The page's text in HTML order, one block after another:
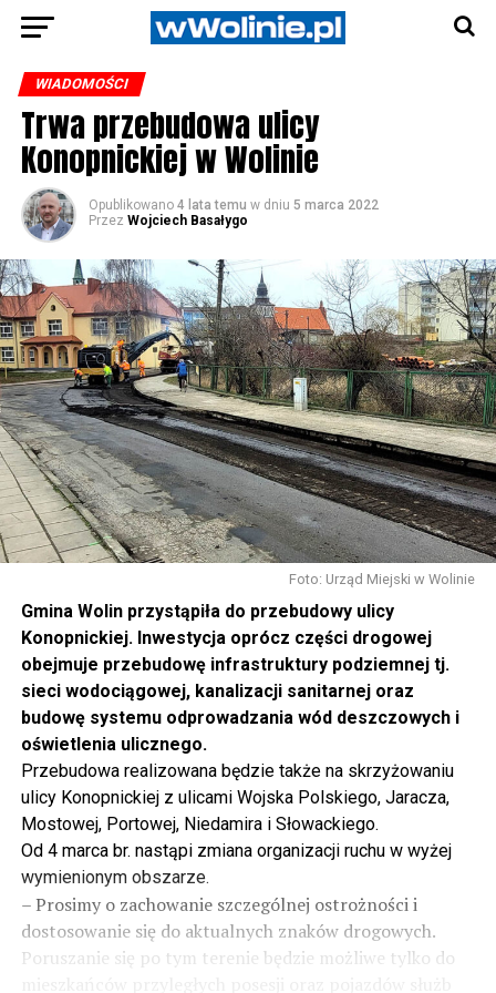
WIADOMOŚCI
Trwa przebudowa ulicy
Konopnickiej w Wolinie
Opublikowano 4 lata temu w dniu 5 marca 2022
Przez Wojciech Basałygo
Foto: Urząd Miejski w Wolinie
Gmina Wolin przystąpiła do przebudowy ulicy
Konopnickiej. Inwestycja oprócz części drogowej
obejmuje przebudowę infrastruktury podziemnej tj.
sieci wodociągowej, kanalizacji sanitarnej oraz
budowę systemu odprowadzania wód deszczowych i
oświetlenia ulicznego.
Przebudowa realizowana będzie także na skrzyżowaniu
ulicy Konopnickiej z ulicami Wojska Polskiego, Jaracza,
Mostowej, Portowej, Niedamira i Słowackiego.
Od 4 marca br. nastąpi zmiana organizacji ruchu w wyżej
wymienionym obszarze.
– Prosimy o zachowanie szczególnej ostrożności i
dostosowanie się do aktualnych znaków drogowych.
Poruszanie się po tym terenie będzie możliwe tylko do